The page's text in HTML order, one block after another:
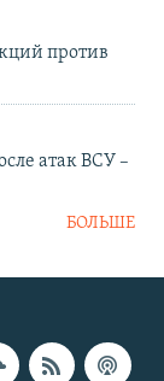
против
атак ВСУ –
БОЛЬШЕ